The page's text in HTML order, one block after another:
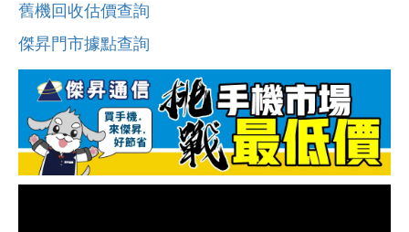
舊機回收估價查詢
傑昇門市據點查詢